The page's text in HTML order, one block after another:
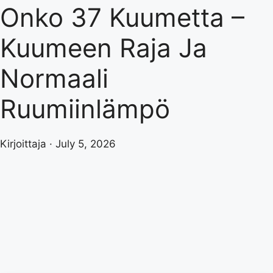
Onko 37 Kuumetta –
Kuumeen Raja Ja
Normaali
Ruumiinlämpö
Kirjoittaja · July 5, 2026